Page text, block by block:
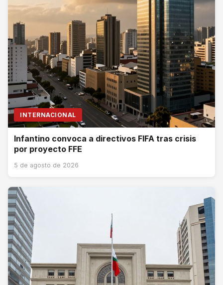
INTERNACIONAL
Infantino convoca a directivos FIFA tras crisis
por proyecto FFE
5 de agosto de 2026